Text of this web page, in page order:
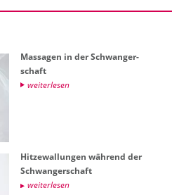
Mas­sa­gen in der Schwan­ger­
schaft
wei­ter­le­sen
Hit­ze­wal­lun­gen wäh­rend der
Schwan­ger­schaft
wei­ter­le­sen